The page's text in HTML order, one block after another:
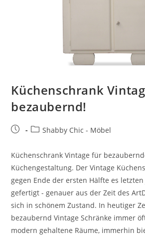
Küchenschrank
bezaubernd!
Shabby Chic - Möbel
Küchenschrank Vintage für
Küchengestaltung. Der Vintage
gegen Ende der ersten Hälfte es
gefertigt - genauer aus der Zeit des
sich in schönem Zustand. In heutiger
bezaubernd Vintage Schränke immer
modern gehaltene Räume, immerhin